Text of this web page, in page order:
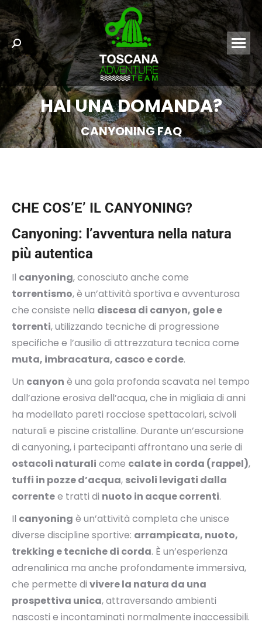
Search:
HAI UNA DOMANDA?
CANYONING FAQ
CHE COS’E’ IL CANYONING?
Canyoning: l’avventura nella natura
più autentica
Il canyoning, conosciuto anche come
torrentismo, è un’attività sportiva e avventurosa
che consiste nella discesa di canyon, gole e
torrenti, utilizzando tecniche di progressione
specifiche e l’ausilio di attrezzatura tecnica come
muta, imbracatura, casco e corde.
Un canyon è una gola profonda scavata nel tempo
dall’azione erosiva dell’acqua, che in migliaia di anni
ha modellato pareti rocciose spettacolari, scivoli
naturali e piscine cristalline. Durante un’escursione
di canyoning, i partecipanti affrontano una serie di
ostacoli naturali come calate in corda (rappel),
tuffi in pozze d’acqua, scivoli levigati dalla
correntee tratti di nuoto in acque correnti.
Il canyoning è un’attività completa che unisce
diverse discipline sportive: arrampicata, nuoto,
trekking e tecniche di corda. È un’esperienza
adrenalinica ma anche profondamente immersiva,
che permette di vivere la natura da una
prospettiva unica, attraversando ambienti
nascosti e incontaminati normalmente inaccessibili.